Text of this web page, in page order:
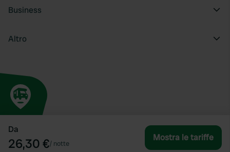
Da
26,30 €/ notte
Mostra le tariffe
Business
Altro